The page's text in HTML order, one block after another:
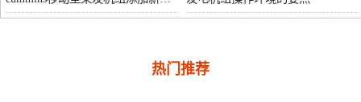
热门推荐